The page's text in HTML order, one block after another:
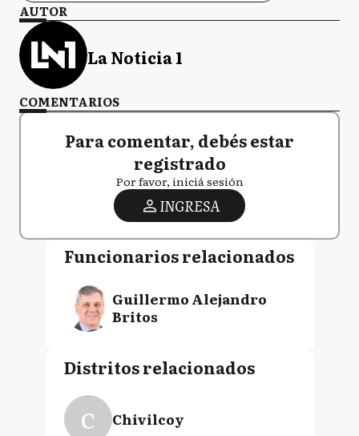
AUTOR
La Noticia 1
COMENTARIOS
Para comentar, debés estar
registrado
Por favor, iniciá sesión
INGRESA
Funcionarios relacionados
Guillermo Alejandro
Britos
Distritos relacionados
C Chivilcoy